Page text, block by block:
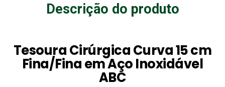
Descrição do produto
Tesoura Cirúrgica Curva 15 cm
Fina/Fina em Aço Inoxidável
ABC